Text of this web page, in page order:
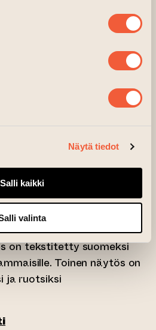
Näytä tiedot
Salli kaikki
valinta
Christy, Deaf (Sorda),
Love Me Tenderja
Suomessa
Helsingissäja
Euroopan parlamentin
Taide- ja
kanssa. Elokuvat on
ja ruotsiksi. Elokuvasta
kaksi näytöstä:
on tekstitetty suomeksi
Toinen näytös on
ja ruotsiksi